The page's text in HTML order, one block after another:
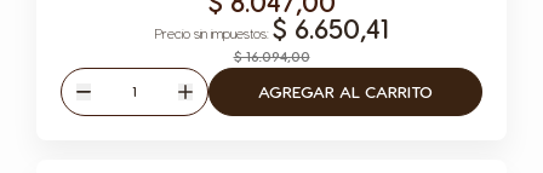
$ 16.094,00
$ 6.650,41
Disminuir
Cantidad
Aumentar
AGREGAR AL CARRITO